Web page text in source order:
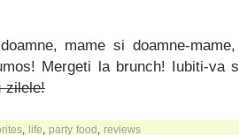
mame si doamne-
Mergeti la brunch! Iubiti-va
zilele!
life party food reviews